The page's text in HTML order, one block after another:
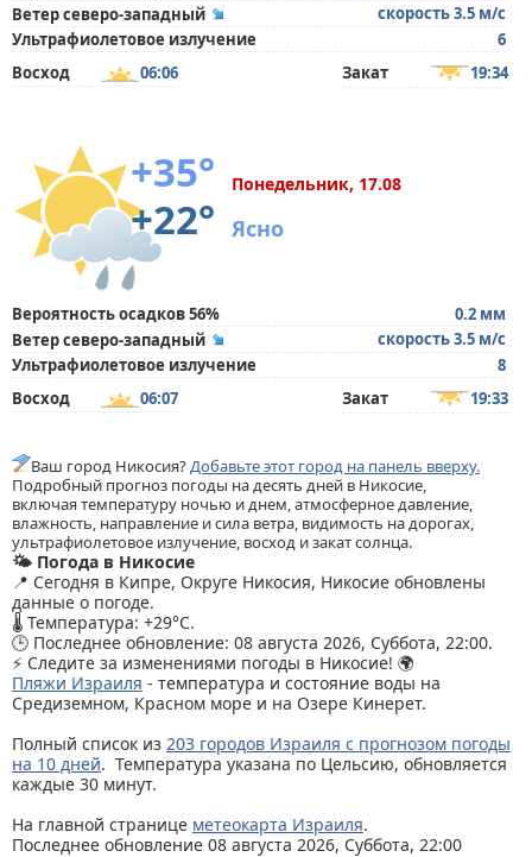
Ветер северо-западный
скорость 3.5 м/с
Ультрафиолетовое излучение
6
Восход
06:06 Закат 19:34
+35°
+22°
Понедельник, 17.08
Ясно
Вероятность осадков 56%
0.2 мм
Ветер северо-западный
скорость 3.5 м/с
Ультрафиолетовое излучение
8
Восход
06:07 Закат 19:33
Ваш город Никосия?Добавьте этот город на панель вверху.
Подробный прогноз погоды на десять дней в Никосие,
включая температуру ночью и днем, атмосферное давление,
влажность, направление и сила ветра, видимость на дорогах,
ультрафиолетовое излучение, восход и закат солнца.
🌤️ Погода в Никосие
📍 Сегодня в Кипре, Округе Никосия, Никосие обновлены
данные о погоде.
🌡️ Температура: +29°C.
🕒 Последнее обновление: 08 августа 2026, Суббота, 22:00.
⚡ Следите за изменениями погоды в Никосие! 🌍
Пляжи Израиля - температура и состояние воды на
Средиземном, Красном море и на Озере Кинерет.
Полный список из 203 городов Израиля с прогнозом погоды
на 10 дней. Температура указана по Цельсию, обновляется
каждые 30 минут.
На главной странице метеокарта Израиля.
Последнее обновление 08 августа 2026, Суббота, 22:00